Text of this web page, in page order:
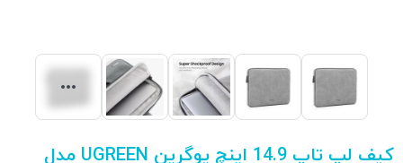
کیف لپ تاپ 14.9 اینچ یوگرین UGREEN مدل